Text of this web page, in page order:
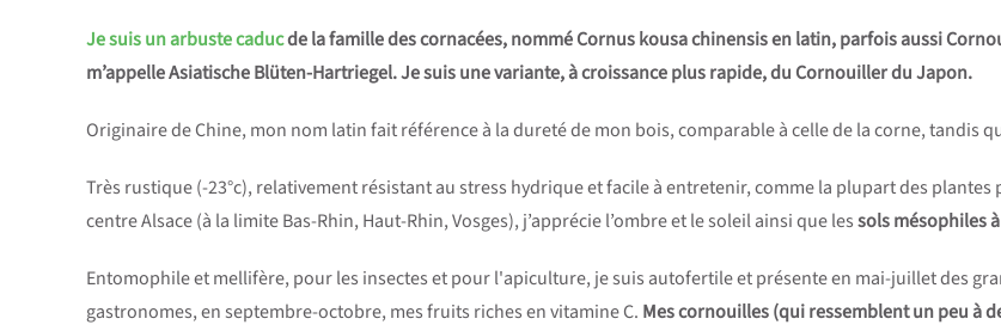
Je suis un arbuste caducde la famille des cornacées, nommé Cornus kousa chinensis en latin, parfois aussi
m’appelle Asiatische Blüten-Hartriegel. Je suis une variante, à croissance plus rapide, du Cornouiller du Japon.
Originaire de Chine, mon nom latin fait référence à la dureté de mon bois, comparable à celle de la corne, tandis
Très rustique (-23°c), relativement résistant au stress hydrique et facile à entretenir, comme la plupart des
centre Alsace (à la limite Bas-Rhin, Haut-Rhin, Vosges), j’apprécie l’ombre et le soleil ainsi que lessols mésophiles
Entomophile et mellifère, pour les insectes et pour l'apiculture, je suis autofertile et présente en mai-juillet des
gastronomes, en septembre-octobre, mes fruits riches en vitamine C. Mes cornouilles (qui ressemblent un peu à